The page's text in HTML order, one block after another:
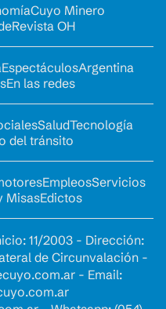
Cuyo Minero
Revista OH
EspectáculosArgentina
En las redes
SaludTecnología
del tránsito
EmpleosServicios
MisasEdictos
11/2003 - Dirección:
de Circunvalación -
- Email: